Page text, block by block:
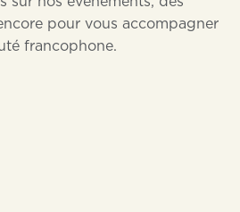
pour vous accompagner
francophone.